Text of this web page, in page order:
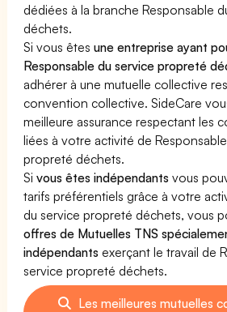
dédiées à la branche Responsable
déchets.
Si vous êtesune entreprise ayant
Responsable du service propreté
adhérer à une mutuelle collective
convention collective. SideCare
meilleure assurance respectant les
liées à votre activité de
propreté déchets.
Sivous êtes indépendants vous
tarifs préférentiels grâce à votre
du service propreté déchets, vous
offres de Mutuelles TNS
indépendants exerçant le travail de
service propreté déchets.
Les meilleures mutuelles